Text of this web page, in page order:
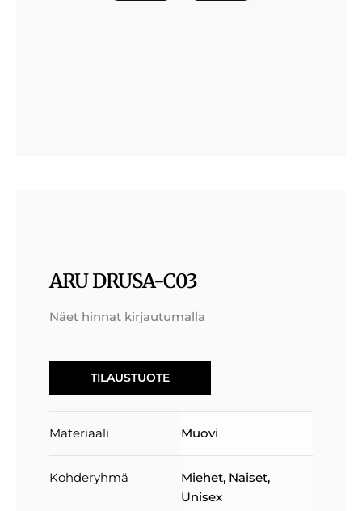
ARU DRUSA-C03
Näet hinnat kirjautumalla
TILAUSTUOTE
Materiaali Muovi
Kohderyhmä Miehet, Naiset,
Unisex